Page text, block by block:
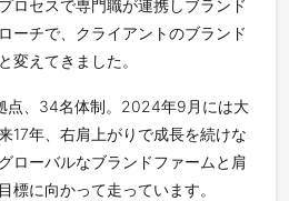
ロセスで専門職が連携しブランド
ーチで、クライアントのブランド
変えてきました。
点、34名体制。2024年9月には大
17年、右肩上がりで成長を続けな
ローバルなブランドファームと肩
標に向かって走っています。